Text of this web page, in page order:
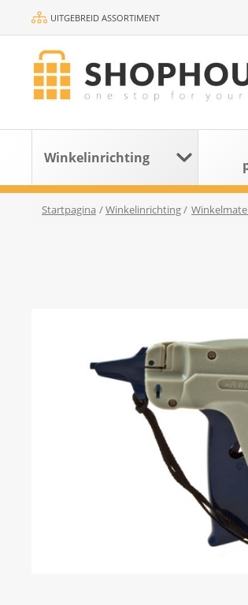
UITGEBREID ASSORTIMENT
Winkelinrichting
Startpagina /Winkelinrichting/